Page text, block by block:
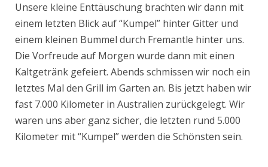
Unsere kleine Enttäuschung brachten wir dann mit
einem letzten Blick auf “Kumpel” hinter Gitter und
einem kleinen Bummel durch Fremantle hinter uns.
Die Vorfreude auf Morgen wurde dann mit einen
Kaltgetränk gefeiert. Abends schmissen wir noch ein
letztes Mal den Grill im Garten an. Bis jetzt haben wir
fast 7.000 Kilometer in Australien zurückgelegt. Wir
waren uns aber ganz sicher, die letzten rund 5.000
Kilometer mit “Kumpel” werden die Schönsten sein.